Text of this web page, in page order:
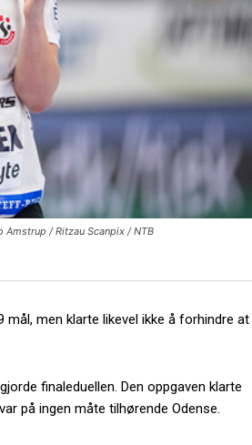
/ Ritzau Scanpix / NTB
mål, men klarte likevel ikke å forhindre at
finaleduellen. Den oppgaven klarte
på ingen måte tilhørende Odense.